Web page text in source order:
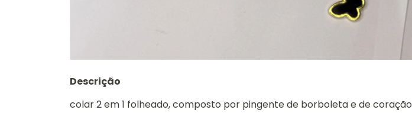
Descrição
colar 2 em 1 folheado, composto por pingente de borboleta e de coração